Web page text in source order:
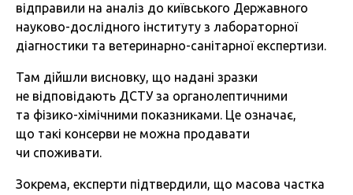
відправили на аналіз до київського Державного
науково-дослідного інституту з лабораторної
діагностики та ветеринарно-санітарної експертизи.
Там дійшли висновку, що надані зразки
не відповідають ДСТУ за органолептичними
та фізико-хімічними показниками. Це означає,
що такі консерви не можна продавати
чи споживати.
Зокрема, експерти підтвердили, що масова частка